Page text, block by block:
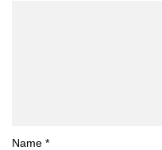
Name *